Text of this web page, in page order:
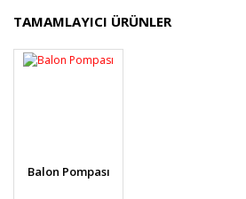
Bu ürünün fiyat bilgisi, resim, ürün
diğer konularda yetersiz gördüğünüz
formunu kullanarak tarafımıza
Görüş ve önerileriniz için teşekkür
Ürün fiyatı diğer sitelerden daha
TAMAMLAYICI ÜRÜNLER
Balon Pompası